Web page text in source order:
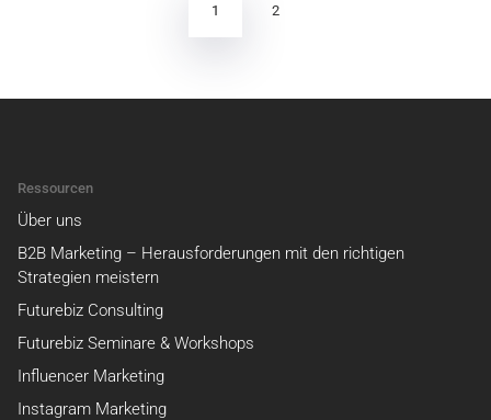
1 2
Ressourcen
Über uns
B2B Marketing – Herausforderungen mit den richtigen
Strategien meistern
Futurebiz Consulting
Futurebiz Seminare & Workshops
Influencer Marketing
Instagram Marketing